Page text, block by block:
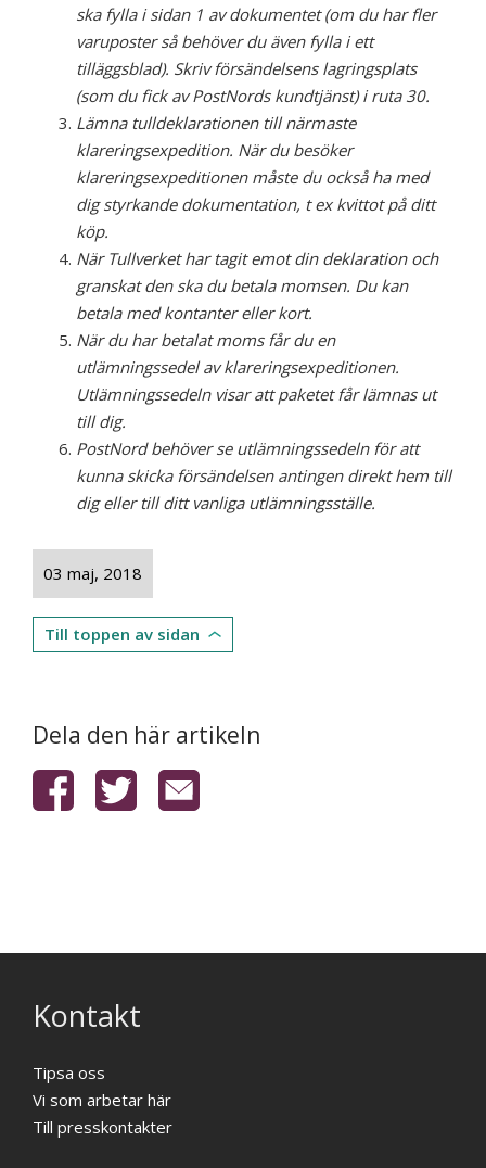
ska fylla i sidan 1 av dokumentet (om du har fler
varuposter så behöver du även fylla i ett
tilläggsblad). Skriv försändelsens lagringsplats
(som du fick av PostNords kundtjänst) i ruta 30.
Lämna tulldeklarationen till närmaste
klareringsexpedition. När du besöker
klareringsexpeditionen måste du också ha med
dig styrkande dokumentation, t ex kvittot på ditt
köp.
När Tullverket har tagit emot din deklaration och
granskat den ska du betala momsen. Du kan
betala med kontanter eller kort.
När du har betalat moms får du en
utlämningssedel av klareringsexpeditionen.
Utlämningssedeln visar att paketet får lämnas ut
till dig.
PostNord behöver se utlämningssedeln för att
kunna skicka försändelsen antingen direkt hem till
dig eller till ditt vanliga utlämningsställe.
03 maj, 2018
Till toppen av sidan
Dela den här artikeln
Kontakt
Tipsa oss
Vi som arbetar här
Till presskontakter